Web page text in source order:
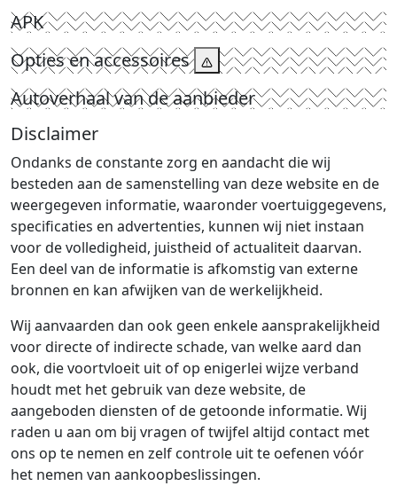
APK
Opties en accessoires
Autoverhaal van de aanbieder
Disclaimer
Ondanks de constante zorg en aandacht die wij
besteden aan de samenstelling van deze website en de
weergegeven informatie, waaronder voertuiggegevens,
specificaties en advertenties, kunnen wij niet instaan
voor de volledigheid, juistheid of actualiteit daarvan.
Een deel van de informatie is afkomstig van externe
bronnen en kan afwijken van de werkelijkheid.
Wij aanvaarden dan ook geen enkele aansprakelijkheid
voor directe of indirecte schade, van welke aard dan
ook, die voortvloeit uit of op enigerlei wijze verband
houdt met het gebruik van deze website, de
aangeboden diensten of de getoonde informatie. Wij
raden u aan om bij vragen of twijfel altijd contact met
ons op te nemen en zelf controle uit te oefenen vóór
het nemen van aankoopbeslissingen.